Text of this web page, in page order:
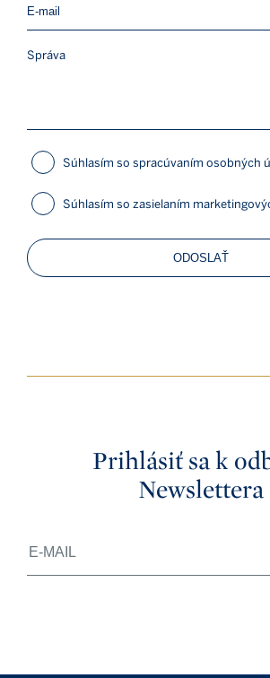
Súhlasím so spracúvaním osobných
Súhlasím so zasielaním
ODOSLAŤ
Prihlásiť sa k
Newslettera